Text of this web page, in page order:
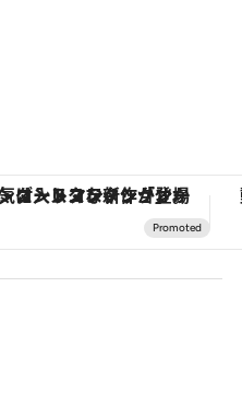
りコレクションから、ジェンダーレスな新作が登場